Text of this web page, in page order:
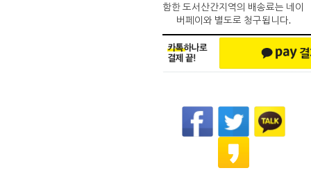
함한 도서산간지역의 배송료는 네이
버페이와 별도로 청구됩니다.